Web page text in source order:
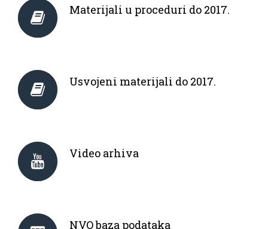
Materijali u proceduri do 2017.
Usvojeni materijali do 2017.
Video arhiva
NVO baza podataka